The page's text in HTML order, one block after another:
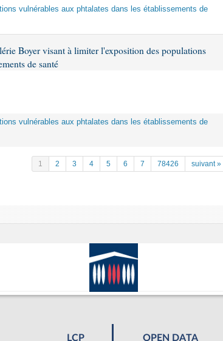
vulnérables aux phtalates dans les établissements de
Boyer visant à limiter l'exposition des populations
de santé
vulnérables aux phtalates dans les établissements de
1 2 3 4 5 6 7 78426 suivant »
LCP OPEN DATA